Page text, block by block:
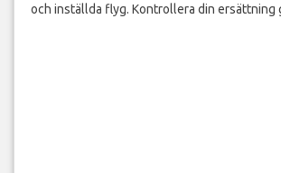
och inställda flyg. Kontrollera din ersättning